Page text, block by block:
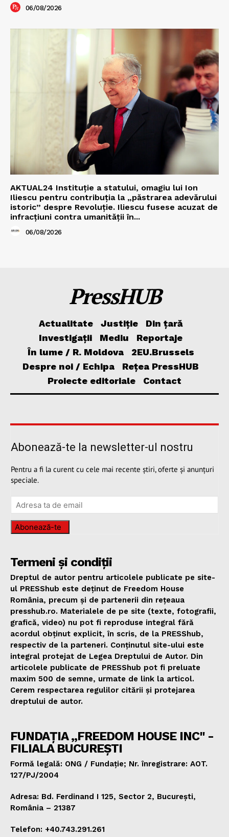
06/08/2026
AKTUAL24 Instituție a statului, omagiu lui Ion
Iliescu pentru contribuția la „păstrarea adevărului
istoric” despre Revoluție. Iliescu fusese acuzat de
infracțiuni contra umanității în...
06/08/2026
PressHUB
Actualitate Justiție
Din țară
Investigații
Mediu
Reportaje
În lume / R. Moldova
2EU.Brussels
Despre noi / Echipa
Rețea PressHUB
Proiecte editoriale
Contact
Abonează-te la newsletter-ul nostru
Pentru a fi la curent cu cele mai recente știri, oferte și anunțuri
speciale.
Abonează-te
Termeni și condiții
Dreptul de autor pentru articolele publicate pe site-
ul PRESShub este deținut de Freedom House
România, precum și de partenerii din rețeaua
presshub.ro. Materialele de pe site (texte, fotografii,
grafică, video) nu pot fi reproduse integral fără
acordul obținut explicit, în scris, de la PRESShub,
respectiv de la parteneri. Conținutul site-ului este
integral protejat de Legea Dreptului de Autor. Din
articolele publicate de PRESShub pot fi preluate
maxim 500 de semne, urmate de link la articol.
Cerem respectarea regulilor citării și protejarea
dreptului de autor.
FUNDAȚIA „FREEDOM HOUSE INC" -
FILIALA BUCUREȘTI
Formă legală: ONG / Fundație; Nr. înregistrare: AOT.
127/PJ/2004
Adresa: Bd. Ferdinand I 125, Sector 2, București,
România – 21387
Telefon: +40.743.291.261